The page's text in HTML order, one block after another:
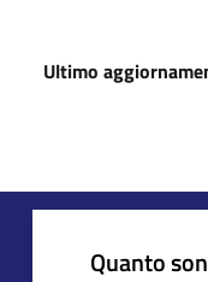
Ultimo
Quanto